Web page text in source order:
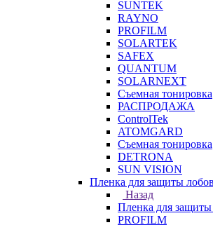
SUNTEK
RAYNO
PROFILM
SOLARTEK
SAFEX
QUANTUM
SOLARNEXT
Съемная тонировка
РАСПРОДАЖА
ControlTek
ATOMGARD
Съемная тонировка
DETRONA
SUN VISION
Пленка для защиты
Назад
Пленка для защиты
PROFILM